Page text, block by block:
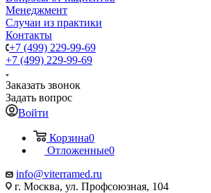
Менеджмент
Случаи из практики
Контакты
+7 (499) 229-99-69
+7 (499) 229-99-69
Заказать звонок
Задать вопрос
Войти
Корзина0
Отложенные0
info@viterramed.ru
г. Москва, ул. Профсоюзная, 104